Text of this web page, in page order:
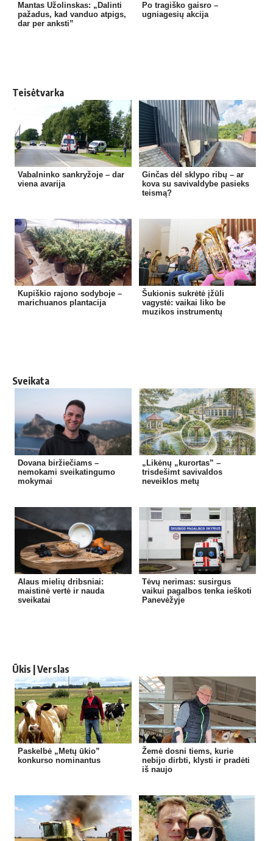
Mantas Užolinskas: „Dalinti
pažadus, kad vanduo atpigs,
dar per anksti”
Po tragiško gaisro –
ugniagesių akcija
Teisėtvarka
Vabalninko sankryžoje – dar
viena avarija
Ginčas dėl sklypo ribų – ar
kova su savivaldybe pasieks
teismą?
Kupiškio rajono sodyboje –
marichuanos plantacija
Šukionis sukrėtė įžūli
vagystė: vaikai liko be
muzikos instrumentų
Sveikata
Dovana biržiečiams –
nemokami sveikatingumo
mokymai
„Likėnų „kurortas” –
trisdešimt savivaldos
neveiklos metų
Alaus mielių dribsniai:
maistinė vertė ir nauda
sveikatai
Tėvų nerimas: susirgus
vaikui pagalbos tenka ieškoti
Panevėžyje
Ūkis | Verslas
Paskelbė „Metų ūkio”
konkurso nominantus
Žemė dosni tiems, kurie
nebijo dirbti, klysti ir pradėti
iš naujo